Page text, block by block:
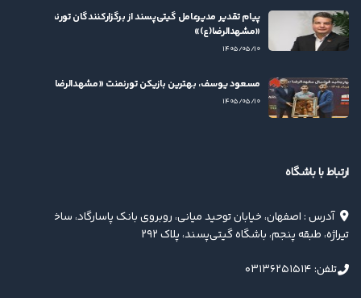
پیام تقدیر مدیرعامل گیتی‌پسند از برگزارکنندگان تورنمنت
«مشهدالرضا(ع)»
۱۴۰۵/۰۵/۱۰
مسعود یوسف، بهترین بازیکن تورنمنت «مشهدالرضا(ع)» شد
۱۴۰۵/۰۵/۱۰
ارتباط با باشگاه
آدرس : اصفهان، خیابان توحید میانی، روبروی بانک پاسارگاد، ساختمان
تیراژه، طبقه پنجم، باشگاه گیتی‌پسند، پلاک ۲۹۲
تلفن: ۰۳۱۳۶۲۵۱۵۱۴